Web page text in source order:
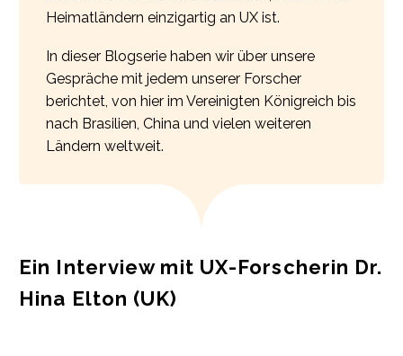
Heimatländern einzigartig an UX ist.
In dieser Blogserie haben wir über unsere
Gespräche mit jedem unserer Forscher
berichtet, von hier im Vereinigten Königreich bis
nach Brasilien, China und vielen weiteren
Ländern weltweit.
Ein Interview mit UX-Forscherin Dr.
Hina Elton (UK)